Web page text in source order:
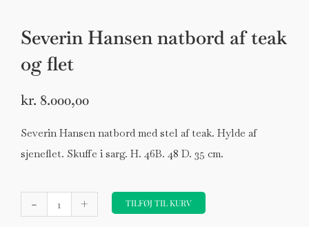
Severin Hansen natbord af teak
og flet
kr. 8.000,00
Severin Hansen natbord med stel af teak. Hylde af
sjeneflet. Skuffe i sarg. H. 46B. 48 D. 35 cm.
-
Hansen
natbord
+ TILFØJ TIL KURV